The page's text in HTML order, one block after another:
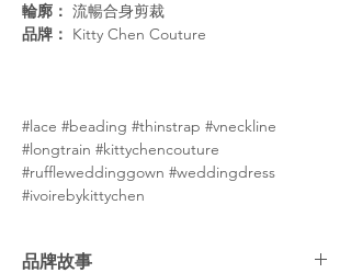
輪廓： 流暢合身剪裁
品牌： Kitty Chen Couture
#lace #beading #thinstrap #vneckline
#longtrain #kittychencouture
#ruffleweddinggown #weddingdress
#ivoirebykittychen
品牌故事